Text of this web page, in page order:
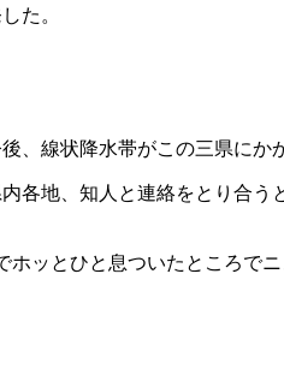
た。
線状降水帯がこの三県にか
地、知人と連絡をとり合う
ッとひと息ついたところで